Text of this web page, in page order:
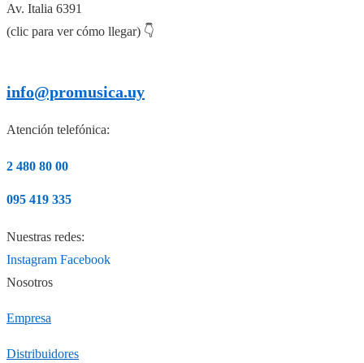
Av. Italia 6391
(clic para ver cómo llegar) 👇
info@promusica.uy
Atención telefónica:
2 480 80 00
095 419 335
Nuestras redes:
Instagram Facebook
Nosotros
Empresa
Distribuidores